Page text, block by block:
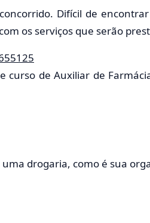
Difícil de
os serviços que serão
curso de Auxiliar de
drogaria, como é sua